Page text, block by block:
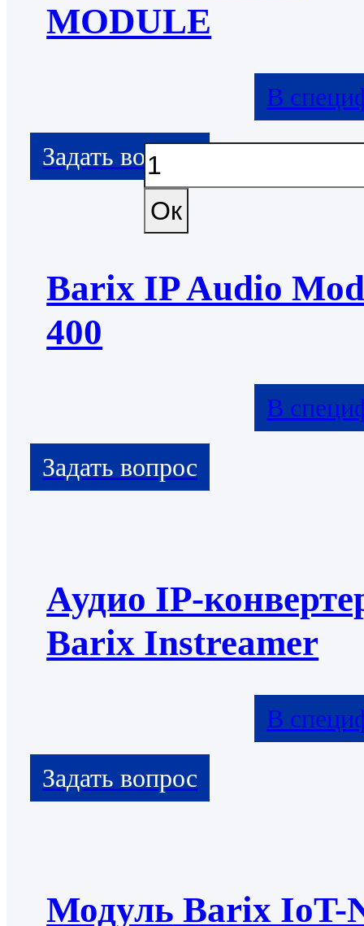
MODULE
В
Barix IP Audio
400
В
Аудио IP-
Barix Instreamer
В
Модуль Barix IoT-